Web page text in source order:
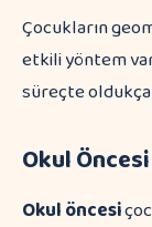
Çocukların
etkili yöntem
süreçte oldukça
Okul
Okul öncesi